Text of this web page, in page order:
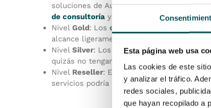
Esta página web usa
Las cookies de este
y analizar el tráfico.
redes sociales,
que hayan recopilado a
soluciones de Autodesk. Gozan de un
de consultoría y capacitación
Nivel Gold: Los distribuidores Autodesk
alcance ligeramente menor que los
Nivel Silver: Los distribuidores Silver son
quizás no tengan la misma extensión de
Nivel Reseller: En este nivel, los
servicios podría ser más limitada que la